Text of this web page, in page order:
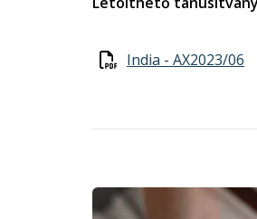
India - AX2023/06